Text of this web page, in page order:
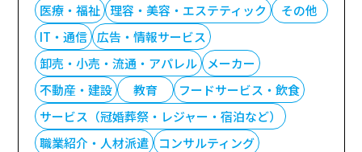
医療・福祉 理容・美容・エステティック
その他
IT・通信
広告・情報サービス
卸売・小売・流通・アパレル
メーカー
不動産・建設
教育
フードサービス・飲食
サービス（冠婚葬祭・レジャー・宿泊など）
職業紹介・人材派遣
コンサルティング